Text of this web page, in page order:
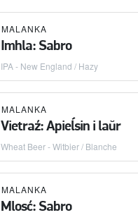
MALANKA
Imhla: Sabro
IPA - New England / Hazy
MALANKA
Vietraź: Apieĺsin i laŭr
Wheat Beer - Witbier / Blanche
MALANKA
Mlosć: Sabro